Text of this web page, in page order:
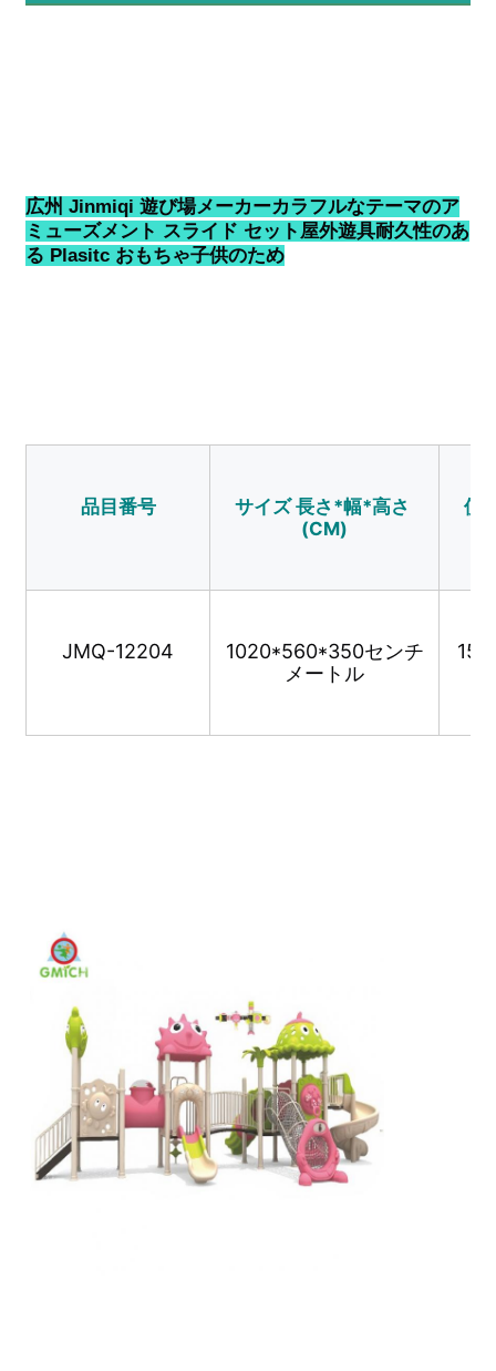
事例
屋外遊び場
子ども は スイング で スライド する
大水滑り
ロープクライミングの遊び場
木製の遊び場機器
広州 Jinmiqi 遊び場メーカーカラフルなテーマのア
ミューズメント スライド セット屋外遊具耐久性のあ
る Plasitc おもちゃ子供のため
品目番号
サイズ 長さ*幅*高さ
(CM)
使
JMQ-12204
1020*560*350センチ
メートル